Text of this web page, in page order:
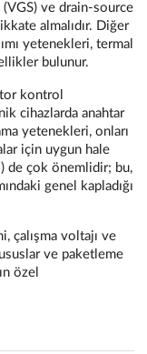
(VGS) ve drain-source
almalıdır. Diğer
yetenekleri, termal
bulunur.
kontrol
cihazlarda anahtar
yetenekleri, onları
için uygun hale
de çok önemlidir; bu,
genel kapladığı
çalışma voltajı ve
ve paketleme
özel